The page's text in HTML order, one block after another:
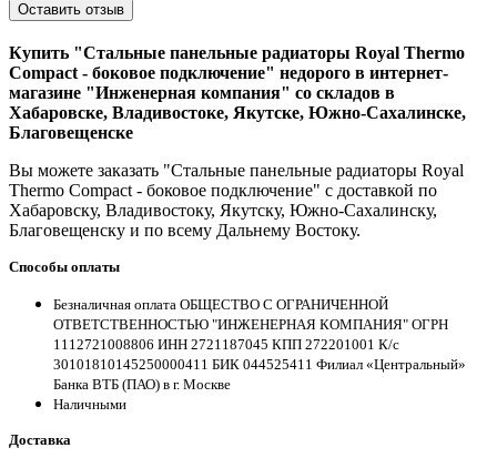
Оставить отзыв
Купить "Стальные панельные радиаторы Royal Thermo
Compact - боковое подключение" недорого в интернет-
магазине "Инженерная компания" со складов в
Хабаровске, Владивостоке, Якутске, Южно-Сахалинске,
Благовещенске
Вы можете заказать "Стальные панельные радиаторы Royal
Thermo Compact - боковое подключение" с доставкой по
Хабаровску, Владивостоку, Якутску, Южно-Сахалинску,
Благовещенску и по всему Дальнему Востоку.
Способы оплаты
Безналичная оплата ОБЩЕСТВО С ОГРАНИЧЕННОЙ
ОТВЕТСТВЕННОСТЬЮ "ИНЖЕНЕРНАЯ КОМПАНИЯ" ОГРН
1112721008806 ИНН 2721187045 КПП 272201001 К/с
30101810145250000411 БИК 044525411 Филиал «Центральный»
Банка ВТБ (ПАО) в г. Москве
Наличными
Доставка